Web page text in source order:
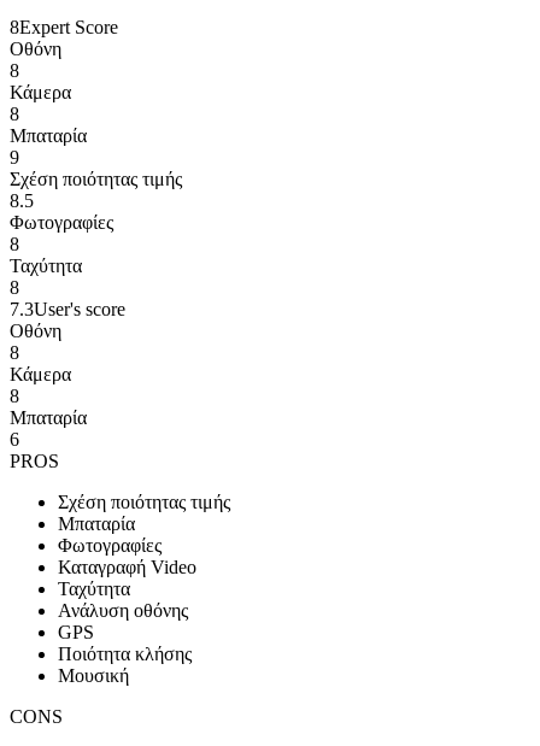
8Expert Score
Οθόνη
8
Κάμερα
8
Μπαταρία
9
Σχέση ποιότητας τιμής
8.5
Φωτογραφίες
8
Ταχύτητα
8
7.3User's score
Οθόνη
8
Κάμερα
8
Μπαταρία
6
PROS
Σχέση ποιότητας τιμής
Μπαταρία
Φωτογραφίες
Καταγραφή Video
Ταχύτητα
Ανάλυση οθόνης
GPS
Ποιότητα κλήσης
Μουσική
CONS